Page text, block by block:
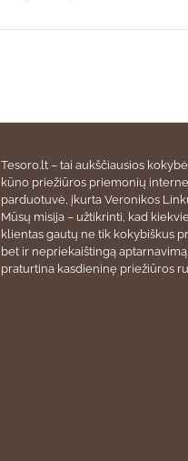
Tesoro.lt – tai aukščiausios
kūno priežiūros priemonių
parduotuvė, įkurta Veronikos
Mūsų misija – užtikrinti, kad
klientas gautų ne tik kokybiškus
bet ir nepriekaištingą
praturtina kasdieninę priežiūros